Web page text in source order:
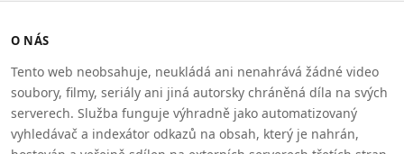
O NÁS
Tento web neobsahuje, neukládá ani nenahrává žádné video
soubory, filmy, seriály ani jiná autorsky chráněná díla na svých
serverech. Služba funguje výhradně jako automatizovaný
vyhledávač a indexátor odkazů na obsah, který je nahrán,